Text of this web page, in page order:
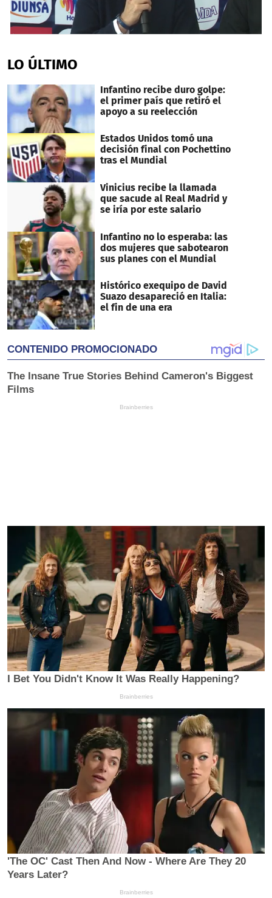
of
1
22
seconds
LO ÚLTIMO
Infantino recibe duro golpe:
el primer país que retiró el
apoyo a su reelección
Estados Unidos tomó una
decisión final con Pochettino
tras el Mundial
Vinicius recibe la llamada
que sacude al Real Madrid y
se iría por este salario
Infantino no lo esperaba: las
dos mujeres que sabotearon
sus planes con el Mundial
Histórico exequipo de David
Suazo desapareció en Italia:
el fin de una era